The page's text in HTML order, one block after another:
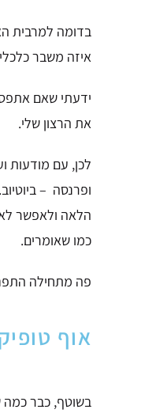
בדומה למרבית
איזה משבר
ידעתי שאם
את הרצון שלי.
לכן, עם מודעות
ופרנסה – ביוטיוב.
הלאה ולאפשר
כמו שאומרים.
פה מתחילה
אוף
בשוטף, כבר כמה